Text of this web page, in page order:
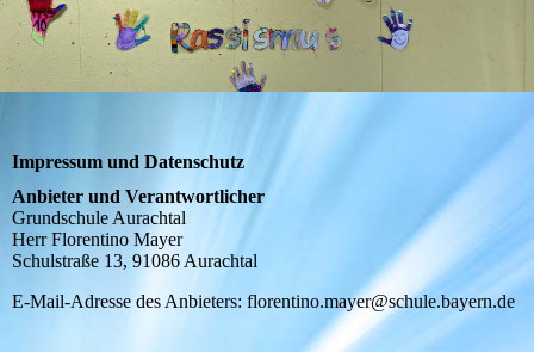
Impressum und Datenschutz
Anbieter und Verantwortlicher
Grundschule Aurachtal
Herr Florentino Mayer
Schulstraße 13, 91086 Aurachtal
E-Mail-Adresse des Anbieters: florentino.mayer@schule.bayern.de